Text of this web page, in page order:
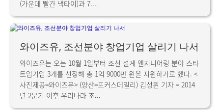
(가운데 빨간 낵타이)과 7...
와이즈유, 조선분야 창업기업 살리기 나서
와이즈유는 오는 10월 1일부터 조선 설계 엔지니어링 분야 스타
트업기업 3개를 선정해 총 1억 9000만 원을 지원하기로 했다. <
사진제공=와이즈유> (양산=포커스데일리) 김성원 기자 = 2014
년 2분기 이후 우리나라 조...